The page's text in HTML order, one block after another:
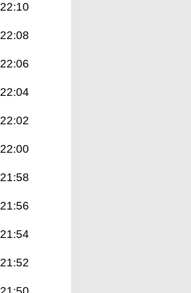
22:10
22:08
22:06
22:04
22:02
22:00
21:58
21:56
21:54
21:52